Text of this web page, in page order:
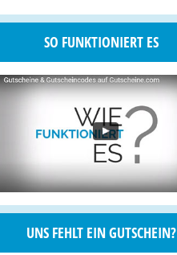
SO FUNKTIONIERT ES
UNS FEHLT EIN GUTSCHEIN?